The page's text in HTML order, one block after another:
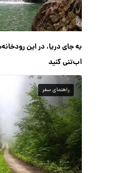
به جای دریا، در این
آب‌تنی کنید
راهنمای سفر